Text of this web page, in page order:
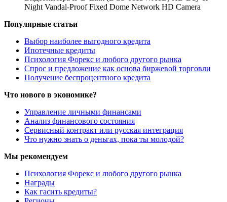
Night Vandal-Proof Fixed Dome Network HD Camera
Популярные статьи
Выбор наиболее выгодного кредита
Ипотечные кредиты
Психология Форекс и любого другого рынка
Спрос и предложение как основа биржевой торговли
Получение беспроцентного кредита
Что нового в экономике?
Управление личными финансами
Анализ финансового состояния
Сервисный контракт или русская интеграция
Что нужно знать о деньгах, пока ты молодой?
Мы рекомендуем
Психология Форекс и любого другого рынка
Награды
Как гасить кредиты?